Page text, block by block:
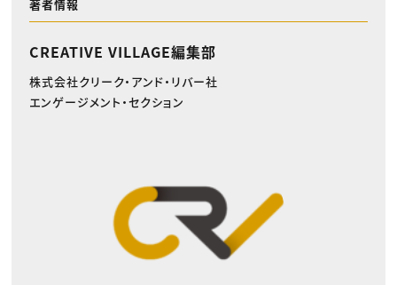
著者情報
CREATIVE VILLAGE編集部
株式会社クリーク・アンド・リバー社
エンゲージメント・セクション